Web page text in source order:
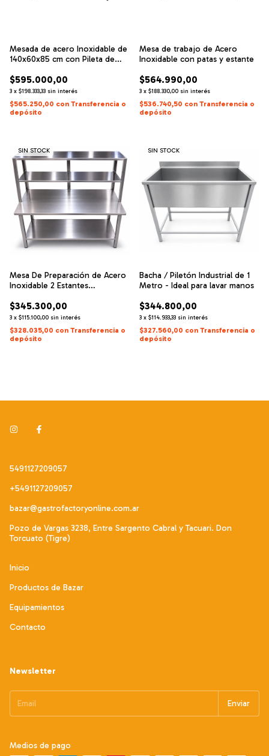
Mesada de acero Inoxidable de
140x60x85 cm con Pileta de
$595.000,00
3 x $198.333,33 sin interés
$565.250,00 con Transferencia o
depósito
Mesa de trabajo de Acero
Inoxidable con patas y estante
$564.990,00
3 x $188.330,00 sin interés
$536.740,50 con Transferencia o
depósito
SIN STOCK
Mesa De Preparación de Acero
Inoxidable 2 Estantes
$345.300,00
3 x $115.100,00 sin interés
$328.035,00 con Transferencia o
depósito
SIN STOCK
Bacha / Piletón Industrial de 1
Metro - Ideal para lavar manos
$344.800,00
3 x $114.933,33 sin interés
$327.560,00 con Transferencia o
depósito
5491127209057
+5491127209057
bazar@gastrofactoryonline.com.ar
Pozo de Vargas 3238, Entre Sargento Cabral y Tacuari. Don
Torcuato (Tigre)
Inicio
Productos de Bazar
Equipamientos
Contacto
Newsletter
Medios de pago